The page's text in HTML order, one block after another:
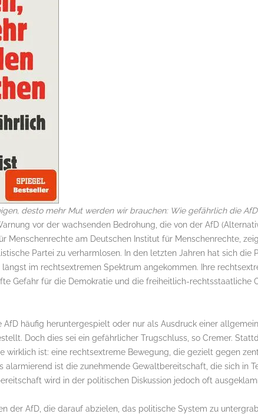
desto mehr Mut werden wir brauchen: Wie gefährlich die
vor der wachsenden Bedrohung, die von der AfD
Menschenrechte am Deutschen Institut für Menschenrechte,
Partei zu verharmlosen. In den letzten Jahren hat sich die
im rechtsextremen Spektrum angekommen. Ihre
Gefahr für die Demokratie und die freiheitlich-rechtsstaatliche
AfD häufig heruntergespielt oder nur als Ausdruck einer
Doch dies sei ein gefährlicher Trugschluss, so Cremer.
wirklich ist: eine rechtsextreme Bewegung, die gezielt gegen
alarmierend ist die zunehmende Gewaltbereitschaft, die sich in
wird in der politischen Diskussion jedoch oft
der AfD, die darauf abzielen, das politische System zu